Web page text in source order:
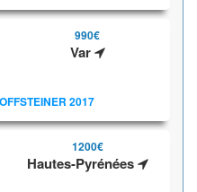
990€
Var
2017
1200€
Hautes-Pyrénées